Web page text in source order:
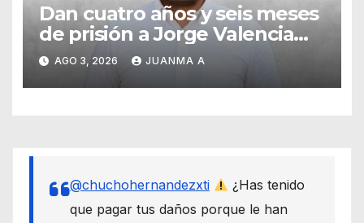
Dan cuatro años y seis meses
de prisión a Jorge Valencia
Gallo por el delito de cohecho
AGO 3, 2026 JUANMA A
@chuchohernandezxti
¿Has tenido
que pagar tus daños porque le han